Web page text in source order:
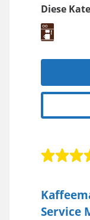
Diese
Service